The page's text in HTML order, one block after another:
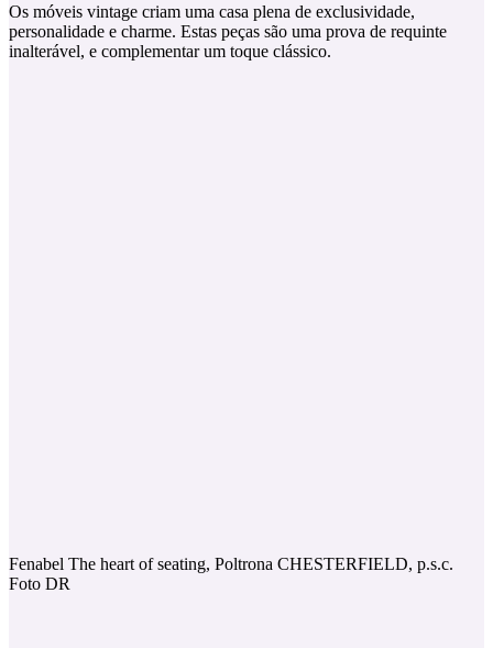
Os móveis vintage criam uma casa plena de exclusividade,
personalidade e charme. Estas peças são uma prova de requinte
inalterável, e complementar um toque clássico.
Fenabel The heart of seating, Poltrona CHESTERFIELD, p.s.c.
Foto DR